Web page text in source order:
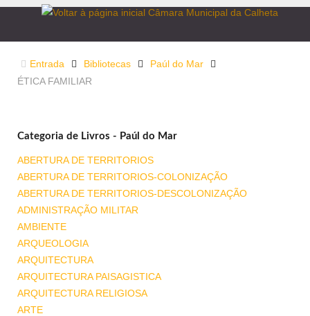
Entrada Bibliotecas
Paúl do Mar
ÉTICA FAMILIAR
Categoria de Livros - Paúl do Mar
ABERTURA DE TERRITORIOS
ABERTURA DE TERRITORIOS-COLONIZAÇÃO
ABERTURA DE TERRITORIOS-DESCOLONIZAÇÃO
ADMINISTRAÇÃO MILITAR
AMBIENTE
ARQUEOLOGIA
ARQUITECTURA
ARQUITECTURA PAISAGISTICA
ARQUITECTURA RELIGIOSA
ARTE